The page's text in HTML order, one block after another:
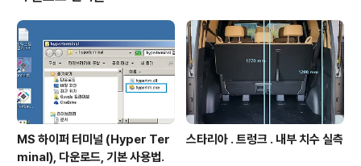
: 1개 만 가능. 2. WooCommerce Custom Tabs http
s://wordpress.org/plugins/woocommerce-cust
om-tabs/ 탭페이지의 content..
MS 하이퍼 터미널 (Hyper Ter
minal), 다운로드, 기본 사용법.
스타리아 . 트렁크 . 내부 치수 실측